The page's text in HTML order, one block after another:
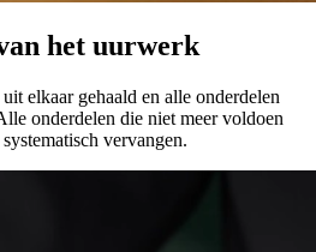
het uurwerk
elkaar gehaald en alle onderdelen
onderdelen die niet meer voldoen
vervangen.